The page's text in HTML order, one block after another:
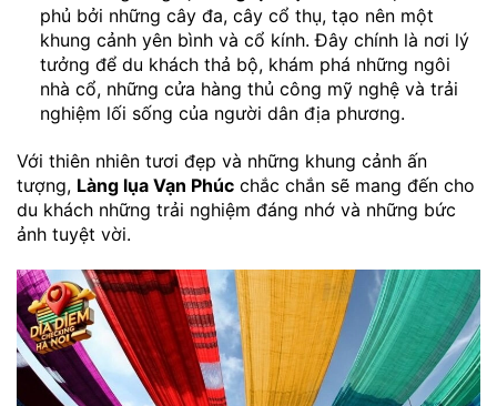
phủ bởi những cây đa, cây cổ thụ, tạo nên một
khung cảnh yên bình và cổ kính. Đây chính là nơi lý
tưởng để du khách thả bộ, khám phá những ngôi
nhà cổ, những cửa hàng thủ công mỹ nghệ và trải
nghiệm lối sống của người dân địa phương.
Với thiên nhiên tươi đẹp và những khung cảnh ấn
tượng, Làng lụa Vạn Phúc chắc chắn sẽ mang đến cho
du khách những trải nghiệm đáng nhớ và những bức
ảnh tuyệt vời.